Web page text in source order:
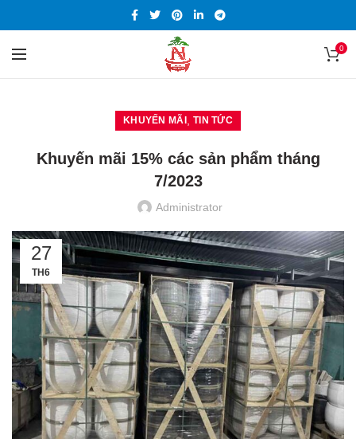
0
KHUYẾN MÃI , TIN TỨC
Khuyến mãi 15% các sản phẩm tháng
7/2023
Administrator
27
TH6